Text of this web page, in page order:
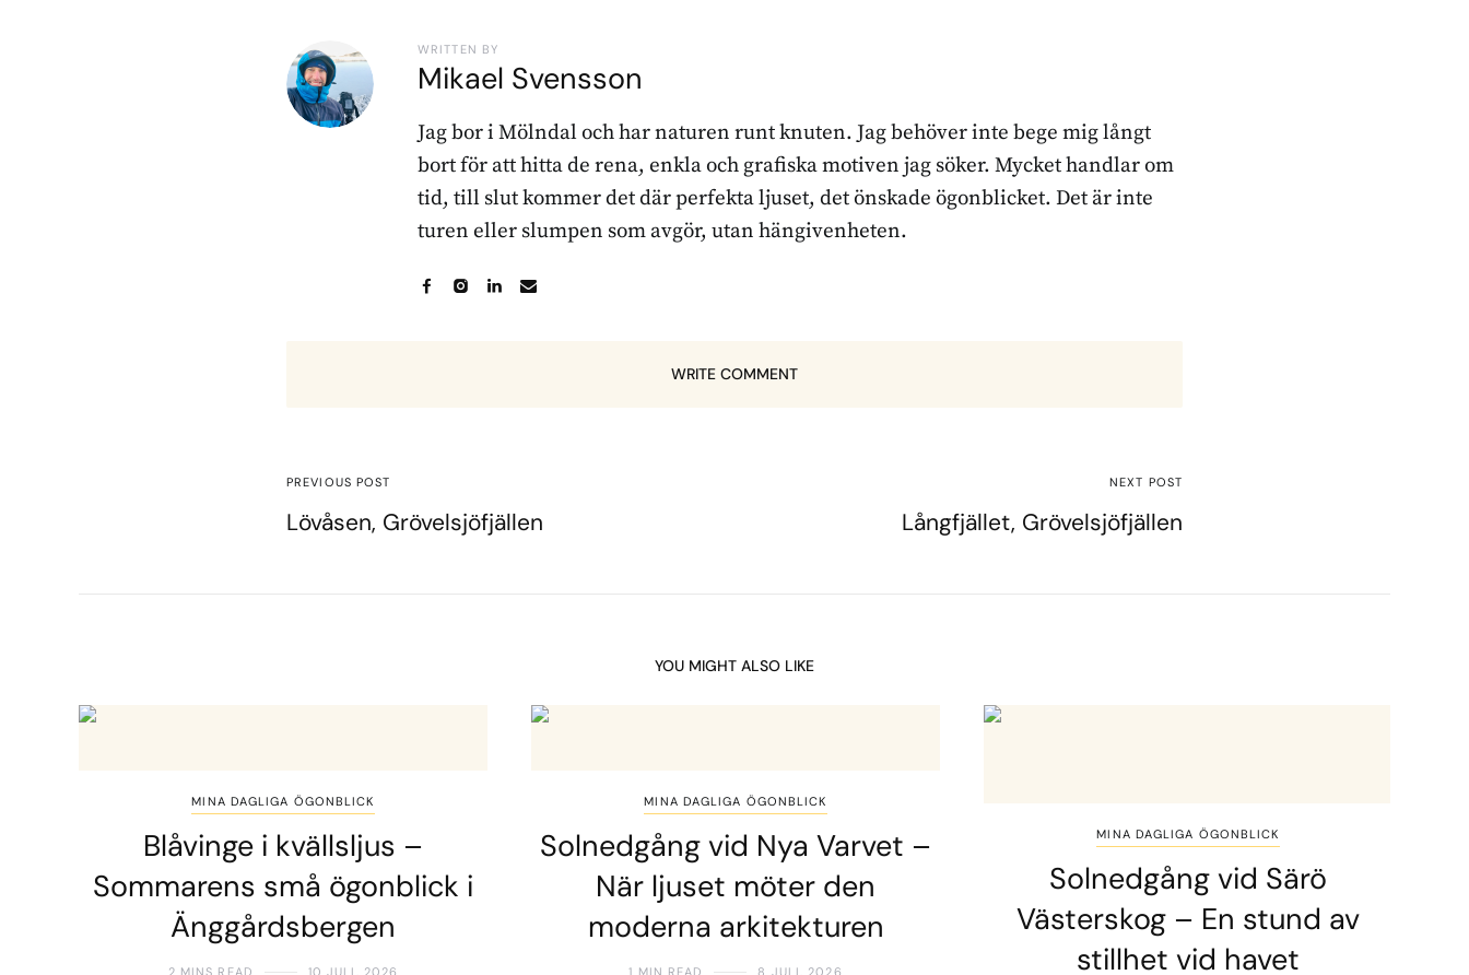
WRITTEN BY
Mikael Svensson
Jag bor i Mölndal och har naturen runt knuten. Jag behöver inte bege mig långt
bort för att hitta de rena, enkla och grafiska motiven jag söker. Mycket handlar om
tid, till slut kommer det där perfekta ljuset, det önskade ögonblicket. Det är inte
turen eller slumpen som avgör, utan hängivenheten.
WRITE COMMENT
PREVIOUS POST
Lövåsen, Grövelsjöfjällen
NEXT POST
Långfjället, Grövelsjöfjällen
YOU MIGHT ALSO LIKE
MINA DAGLIGA ÖGONBLICK
Blåvinge i kvällsljus –
Sommarens små ögonblick i
Änggårdsbergen
2 MINS READ 10 JULI, 2026
MINA DAGLIGA ÖGONBLICK
Solnedgång vid Nya Varvet –
När ljuset möter den
moderna arkitekturen
1 MIN READ 8 JULI, 2026
MINA DAGLIGA ÖGONBLICK
Solnedgång vid Särö
Västerskog – En stund av
stillhet vid havet